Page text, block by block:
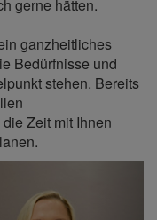
gerne hätten.
ganzheitliches
Bedürfnisse und
stehen. Bereits
Zeit mit Ihnen